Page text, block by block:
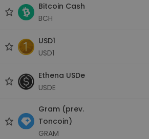
Bitcoin Cash
BCH
USD1
USD1
Ethena USDe
USDE
Gram (prev.
Toncoin)
GRAM